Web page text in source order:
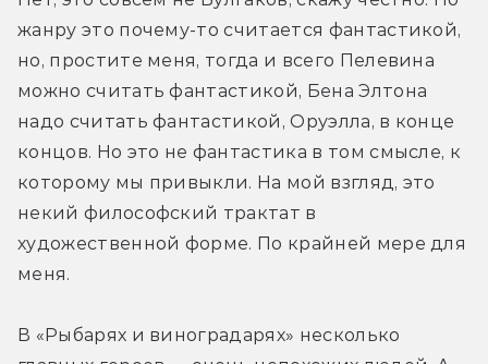
жанру это почему-то считается фантастикой,
но, простите меня, тогда и всего Пелевина
можно считать фантастикой, Бена Элтона
надо считать фантастикой, Оруэлла, в конце
концов. Но это не фантастика в том смысле, к
которому мы привыкли. На мой взгляд, это
некий философский трактат в
художественной форме. По крайней мере для
меня.
В «Рыбарях и виноградарях» несколько